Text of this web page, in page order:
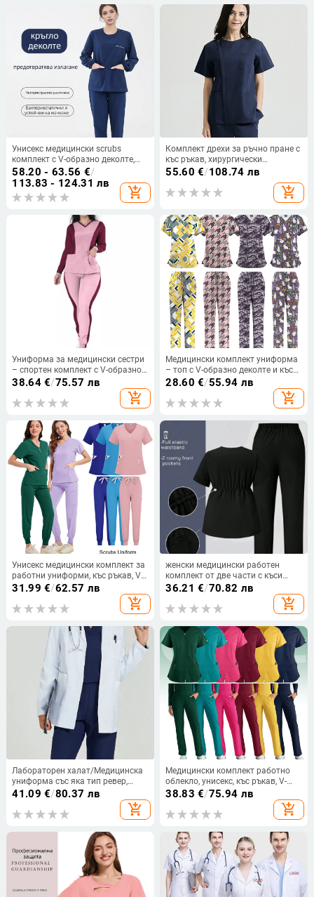
Унисекс медицински scrubs
комплект с V-образно деколте,
полиестер/еластан,
влагоотвеждаща материя, дълги
ръкави, Есен 2025
58.20 - 63.56 €/
113.83 - 124.31 лв
add_shopping_cart
Комплект дрехи за ръчно пране с
къс ръкав, хирургически
полиестерни памучни дрехи,
медицински грижи за домашни
любимци, болнични работни
дрехи за козметични салони,
55.60 €/108.74 лв
add_shopping_cart
Униформа за медицински сестри
– спортен комплект с V-образно
деколте, влагоотвеждащ
полиестер, костюм за болници,
клиники и козметични салони
38.64€/75.57 лв
add_shopping_cart
Медицински комплект униформа
– топ с V-образно деколте и къс
ръкав + панталони, с принт,
влагоотвеждащ полиестер-
спандекс
28.60 €/55.94 лв
add_shopping_cart
Унисекс медицински комплект за
работни униформи, къс ръкав, V-
образно деколте, панталони,
влагопоглъщаща бързосъхнеща
полиестер-еластан смес
31.99 €/62.57 лв
add_shopping_cart
женски медицински работен
комплект от две части с къси
ръкави, V‑образно деколте,
полиестер-спандекс (90–95%), за
36.21 €/70.82 лв
add_shopping_cart
Лабораторен халат/Медицинска
униформа със яка тип ревер,
дълги ръкави, много джобове,
41.09 €/80.37 лв
add_shopping_cart
Медицински комплект работно
облекло, унисекс, къс ръкав, V-
образно деколте, топ и
панталони, влагоотвеждаща
материя полиестер-еластан
38.83 €/75.94 лв
add_shopping_cart